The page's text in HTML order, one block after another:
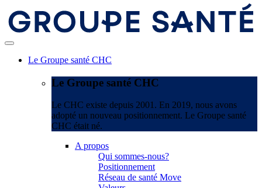
Le Groupe santé CHC
Le Groupe santé CHC
Le CHC existe depuis 2001. En 2019, nous avons
adopté un nouveau positionnement. Le Groupe santé
CHC était né.
A propos
Qui sommes-nous?
Positionnement
Réseau de santé Move